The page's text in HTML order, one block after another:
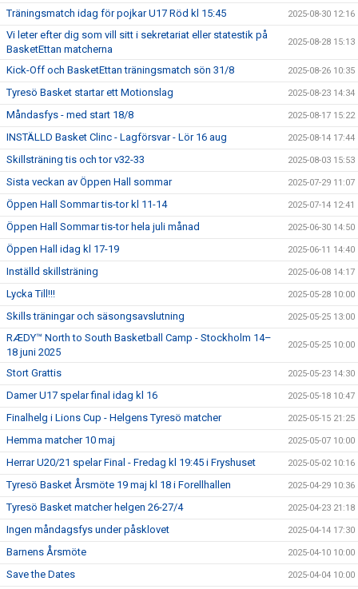
Träningsmatch idag för pojkar U17 Röd kl 15:45 2025-08-30 12:16
Vi leter efter dig som vill sitt i sekretariat eller statestik på
BasketEttan matcherna
2025-08-28 15:13
Kick-Off och BasketEttan träningsmatch sön 31/8 2025-08-26 10:35
Tyresö Basket startar ett Motionslag 2025-08-23 14:34
Måndasfys - med start 18/8 2025-08-17 15:22
INSTÄLLD Basket Clinc - Lagförsvar - Lör 16 aug 2025-08-14 17:44
Skillsträning tis och tor v32-33 2025-08-03 15:53
Sista veckan av Öppen Hall sommar 2025-07-29 11:07
Öppen Hall Sommar tis-tor kl 11-14 2025-07-14 12:41
Öppen Hall Sommar tis-tor hela juli månad 2025-06-30 14:50
Öppen Hall idag kl 17-19 2025-06-11 14:40
Inställd skillsträning 2025-06-08 14:17
Lycka Till!!! 2025-05-28 10:00
Skills träningar och säsongsavslutning 2025-05-25 13:00
RÆDY™ North to South Basketball Camp - Stockholm 14–
18 juni 2025
2025-05-25 10:00
Stort Grattis 2025-05-23 14:30
Damer U17 spelar final idag kl 16 2025-05-18 10:47
Finalhelg i Lions Cup - Helgens Tyresö matcher 2025-05-15 21:25
Hemma matcher 10 maj 2025-05-07 10:00
Herrar U20/21 spelar Final - Fredag kl 19:45 i Fryshuset 2025-05-02 10:16
Tyresö Basket Årsmöte 19 maj kl 18 i Forellhallen 2025-04-29 10:36
Tyresö Basket matcher helgen 26-27/4 2025-04-23 21:18
Ingen måndagsfys under påsklovet 2025-04-14 17:30
Barnens Årsmöte 2025-04-10 10:00
Save the Dates 2025-04-04 10:00